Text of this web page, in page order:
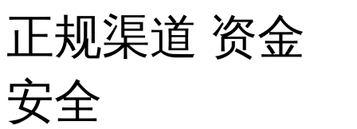
正规渠道 资金
安全